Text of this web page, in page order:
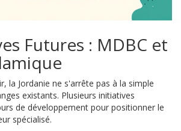
Futures : MDBC et
la Jordanie ne s'arrête pas à la simple
existants. Plusieurs initiatives
de développement pour positionner le
spécialisé.